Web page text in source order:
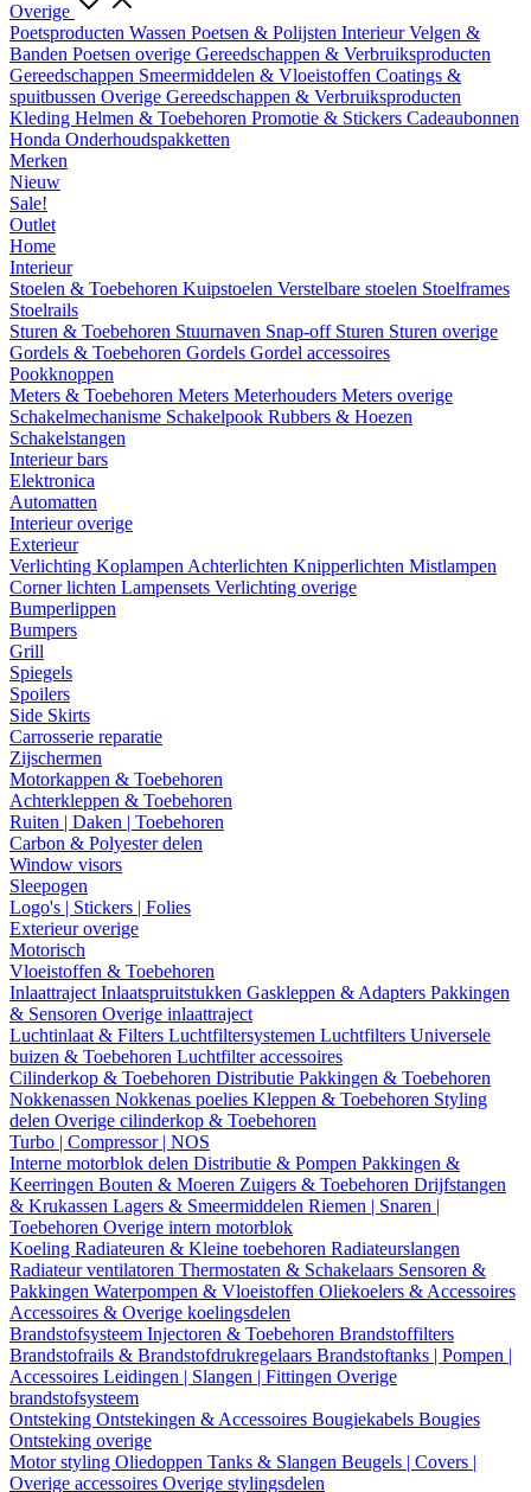
Overige
Poetsproducten Wassen Poetsen & Polijsten InterieurVelgen &
Banden Poetsen overige Gereedschappen & Verbruiksproducten
Gereedschappen Smeermiddelen & Vloeistoffen Coatings &
spuitbussen Overige Gereedschappen & Verbruiksproducten
Kleding Helmen & Toebehoren Promotie & Stickers Cadeaubonnen
Honda Onderhoudspakketten
Merken
Nieuw
Sale!
Outlet
Home
Interieur
Stoelen & Toebehoren Kuipstoelen Verstelbare stoelen Stoelframes
Stoelrails
Sturen & Toebehoren Stuurnaven Snap-off Sturen Sturen overige
Gordels & Toebehoren Gordels Gordel accessoires
Pookknoppen
Meters & Toebehoren Meters Meterhouders Meters overige
Schakelmechanisme Schakelpook Rubbers & Hoezen
Schakelstangen
Interieur bars
Elektronica
Automatten
Interieur overige
Exterieur
Verlichting Koplampen Achterlichten Knipperlichten Mistlampen
Corner lichten Lampensets Verlichting overige
Bumperlippen
Bumpers
Grill
Spiegels
Spoilers
Side Skirts
Carrosserie reparatie
Zijschermen
Motorkappen & Toebehoren
Achterkleppen & Toebehoren
Ruiten | Daken | Toebehoren
Carbon & Polyester delen
Window visors
Sleepogen
Logo's | Stickers | Folies
Exterieur overige
Motorisch
Vloeistoffen & Toebehoren
Inlaattraject Inlaatspruitstukken Gaskleppen & Adapters Pakkingen
& Sensoren Overige inlaattraject
Luchtinlaat & Filters Luchtfiltersystemen Luchtfilters Universele
buizen & Toebehoren Luchtfilter accessoires
Cilinderkop & Toebehoren Distributie Pakkingen & Toebehoren
Nokkenassen Nokkenas poelies Kleppen & Toebehoren Styling
delen Overige cilinderkop & Toebehoren
Turbo | Compressor | NOS
Interne motorblok delen Distributie & Pompen Pakkingen &
Keerringen Bouten & Moeren Zuigers & Toebehoren Drijfstangen
& Krukassen Lagers & Smeermiddelen Riemen | Snaren |
Toebehoren Overige intern motorblok
Koeling Radiateuren & Kleine toebehoren Radiateurslangen
Radiateur ventilatoren Thermostaten & Schakelaars Sensoren &
Pakkingen Waterpompen & Vloeistoffen Oliekoelers & Accessoires
Accessoires & Overige koelingsdelen
Brandstofsysteem Injectoren & Toebehoren Brandstoffilters
Brandstofrails & Brandstofdrukregelaars Brandstoftanks | Pompen |
Accessoires Leidingen | Slangen | Fittingen Overige
brandstofsysteem
Ontsteking Ontstekingen & Accessoires Bougiekabels Bougies
Ontsteking overige
Motor styling Oliedoppen Tanks & Slangen Beugels | Covers |
Overige accessoires Overige stylingsdelen